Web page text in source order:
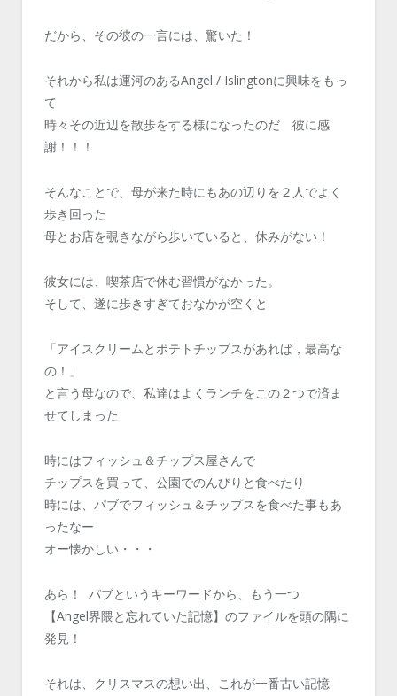
だから、その彼の一言には、驚いた！
それから私は運河のあるAngel / Islingtonに興味をもっ
て
時々その近辺を散歩をする様になったのだ 彼に感
謝！！！
そんなことで、母が来た時にもあの辺りを２人でよく
歩き回った
母とお店を覗きながら歩いていると、休みがない！
彼女には、喫茶店で休む習慣がなかった。
そして、遂に歩きすぎておなかが空くと
「アイスクリームとポテトチップスがあれば，最高な
の！」
と言う母なので、私達はよくランチをこの２つで済ま
せてしまった
時にはフィッシュ＆チップス屋さんで
チップスを買って、公園でのんびりと食べたり
時には、パブでフィッシュ＆チップスを食べた事もあ
ったなー
オー懐かしい・・・
あら！ パブというキーワードから、もう一つ
【Angel界隈と忘れていた記憶】のファイルを頭の隅に
発見！
それは、クリスマスの想い出、これが一番古い記憶